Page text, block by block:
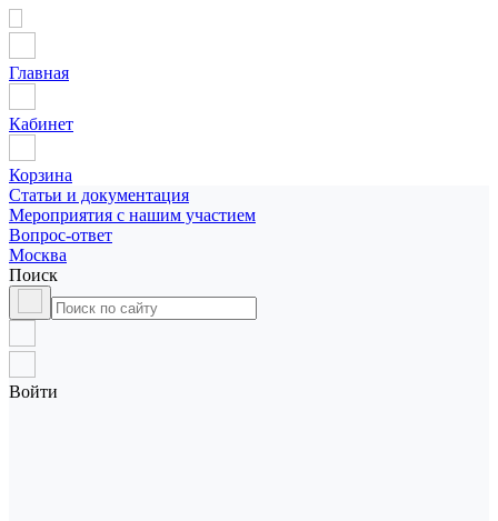
Главная
Кабинет
Корзина
Статьи и документация
Мероприятия с нашим участием
Вопрос-ответ
Москва
Поиск
Войти